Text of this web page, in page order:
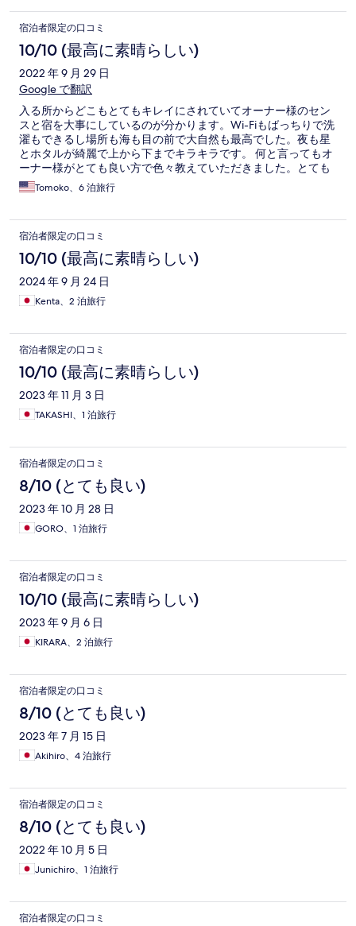
don’t mind basic accommodations, but this place is not just
basic, it’s absolutely run down. The were chairs upside down all
around the area for my entire stay. Seems like someone just
wants to get some cash, but not wanting to keep the area in
shape. You are asked to help sorting the trash which is ridiculous
when you just have one tiny trash bin for your entire stay, which
has obviously not been emptied. The accomdation is pretty
much opposite the Kabira Bay Area, so you need to be good on
foot for a nice walk (14k roundtrip) or you need to have a car. To
finish the review positively, the water pressure of the sure is
insane especially given the fact you are on an island. You need
to go full throttle to get a decent temperature though.
宿泊者限定の口コミ
10/10 (最高に素晴らしい)
2022 年 9 月 29 日
Google で翻訳
入る所からどこもとてもキレイにされていてオーナー様のセン
スと宿を大事にしているのが分かります。Wi-Fiもばっちりで洗
濯もできるし場所も海も目の前で大自然も最高でした。夜も星
とホタルが綺麗で上から下までキラキラです。 何と言ってもオ
ーナー様がとても良い方で色々教えていただきました。とても
快適でした。
Tomoko、6 泊旅行
宿泊者限定の口コミ
10/10 (最高に素晴らしい)
2024 年 9 月 24 日
Kenta、2 泊旅行
宿泊者限定の口コミ
10/10 (最高に素晴らしい)
2023 年 11 月 3 日
TAKASHI、1 泊旅行
宿泊者限定の口コミ
8/10 (とても良い)
2023 年 10 月 28 日
GORO、1 泊旅行
宿泊者限定の口コミ
10/10 (最高に素晴らしい)
2023 年 9 月 6 日
KIRARA、2 泊旅行
宿泊者限定の口コミ
8/10 (とても良い)
2023 年 7 月 15 日
Akihiro、4 泊旅行
宿泊者限定の口コミ
8/10 (とても良い)
2022 年 10 月 5 日
Junichiro、1 泊旅行
宿泊者限定の口コミ